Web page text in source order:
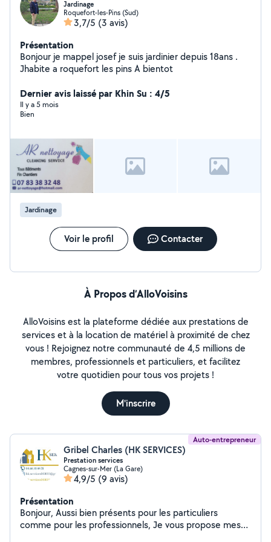
Jardinage
Roquefort-les-Pins (Sud)
3,7/5 (3 avis)
Présentation
Bonjour je mappel josef je suis jardinier depuis 18ans .
Jhabite a roquefort les pins A bientot
Dernier avis laissé par Khin Su : 4/5
Il y a 5 mois
Bien
Jardinage
Voir le profil Contacter
À Propos d’AlloVoisins
AlloVoisins est la plateforme dédiée aux prestations de
services et à la location de matériel à proximité de chez
vous ! Rejoignez notre communauté de 4,5 millions de
membres, professionnels et particuliers, et facilitez
votre quotidien pour tous vos projets !
M'inscrire
Auto-entrepreneur
Gribel Charles (HK SERVICES)
Prestation services
Cagnes-sur-Mer (La Gare)
4,9/5 (9 avis)
Présentation
Bonjour, Aussi bien présents pour les particuliers
comme pour les professionnels, Je vous propose mes